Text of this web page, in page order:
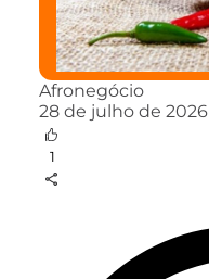
Afronegócio
28 de julho de 2026
1